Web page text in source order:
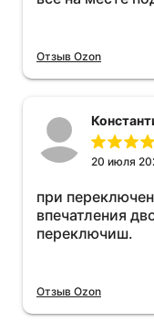
Отзыв Ozon
20 июля
при
впечатления
переключиш.
Отзыв Ozon